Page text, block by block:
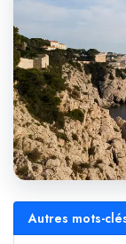
Autres mots-